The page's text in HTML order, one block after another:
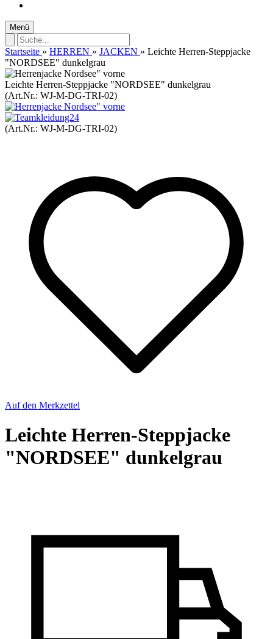
Menü
Startseite » HERREN » JACKEN » Leichte Herren-Steppjacke
"NORDSEE" dunkelgrau
Leichte Herren-Steppjacke "NORDSEE" dunkelgrau
(Art.Nr.: WJ-M-DG-TRI-02)
(Art.Nr.: WJ-M-DG-TRI-02)
Auf den Merkzettel
Leichte Herren-Steppjacke
"NORDSEE" dunkelgrau